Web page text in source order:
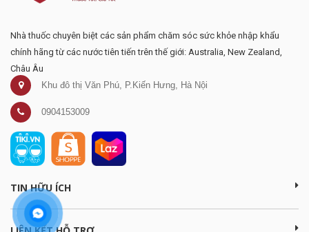
Nhà thuốc chuyên biệt các sản phẩm chăm sóc sức khỏe nhập khẩu
chính hãng từ các nước tiên tiến trên thế giới: Australia, New Zealand,
Châu Âu
Khu đô thị Văn Phú, P.Kiến Hưng, Hà Nội
0904153009
TIN HỮU ÍCH